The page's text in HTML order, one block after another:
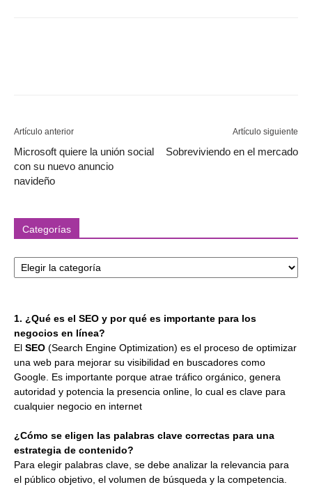
Artículo anterior
Microsoft quiere la unión social
con su nuevo anuncio
navideño
Artículo siguiente
Sobreviviendo en el mercado
Categorías
1. ¿Qué es el SEO y por qué es importante para los
negocios en línea?
El SEO (Search Engine Optimization) es el proceso de optimizar
una web para mejorar su visibilidad en buscadores como
Google. Es importante porque atrae tráfico orgánico, genera
autoridad y potencia la presencia online, lo cual es clave para
cualquier negocio en internet
¿Cómo se eligen las palabras clave correctas para una
estrategia de contenido?
Para elegir palabras clave, se debe analizar la relevancia para
el público objetivo, el volumen de búsqueda y la competencia.